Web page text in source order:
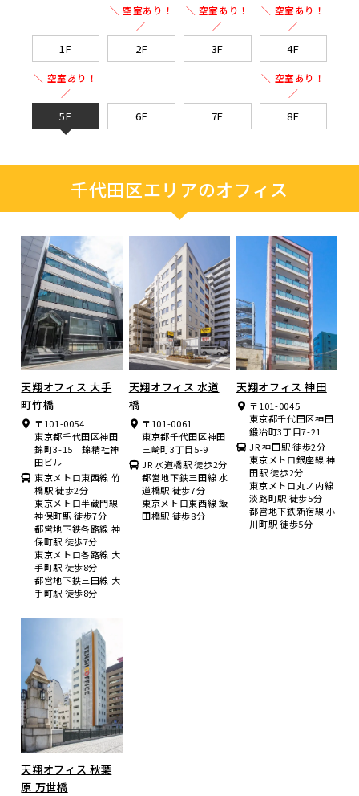
1F
＼ 空室あり！
／
2F
＼ 空室あり！
／
3F
＼ 空室あり！
／
4F
＼ 空室あり！
／
5F 6F 7F
＼ 空室あり！
／
8F
千代田区エリアのオフィス
天翔オフィス 大手
町竹橋
〒101-0054
東京都千代田区神田
錦町3-15 錦精社神
田ビル
東京メトロ東西線 竹
橋駅 徒歩2分
東京メトロ半蔵門線
神保町駅 徒歩7分
都営地下鉄各路線 神
保町駅 徒歩7分
東京メトロ各路線 大
手町駅 徒歩8分
都営地下鉄三田線 大
手町駅 徒歩8分
天翔オフィス 水道
橋
〒101-0061
東京都千代田区神田
三崎町3丁目5-9
JR 水道橋駅 徒歩2分
都営地下鉄三田線 水
道橋駅 徒歩7分
東京メトロ東西線 飯
田橋駅 徒歩8分
天翔オフィス 神田
〒101-0045
東京都千代田区神田
鍛冶町3丁目7-21
JR 神田駅 徒歩2分
東京メトロ銀座線 神
田駅 徒歩2分
東京メトロ丸ノ内線
淡路町駅 徒歩5分
都営地下鉄新宿線 小
川町駅 徒歩5分
天翔オフィス 秋葉
原 万世橋